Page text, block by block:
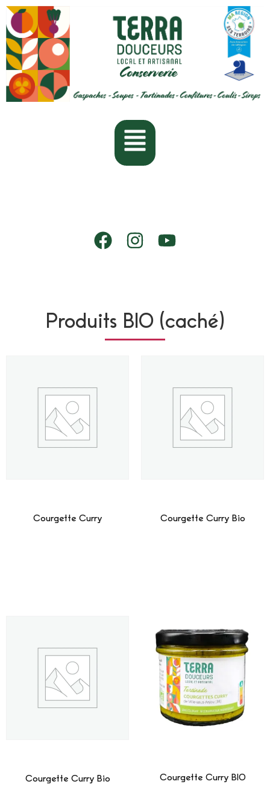
Produits BIO (caché)
Courgette Curry Courgette Curry Bio
Courgette Curry Bio Courgette Curry BIO